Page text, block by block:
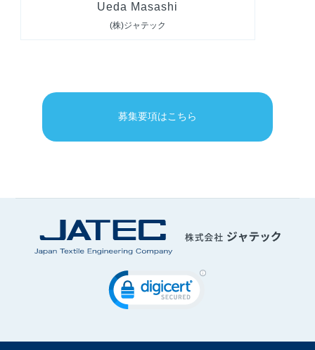
Ueda Masashi
(株)ジャテック
募集要項はこちら